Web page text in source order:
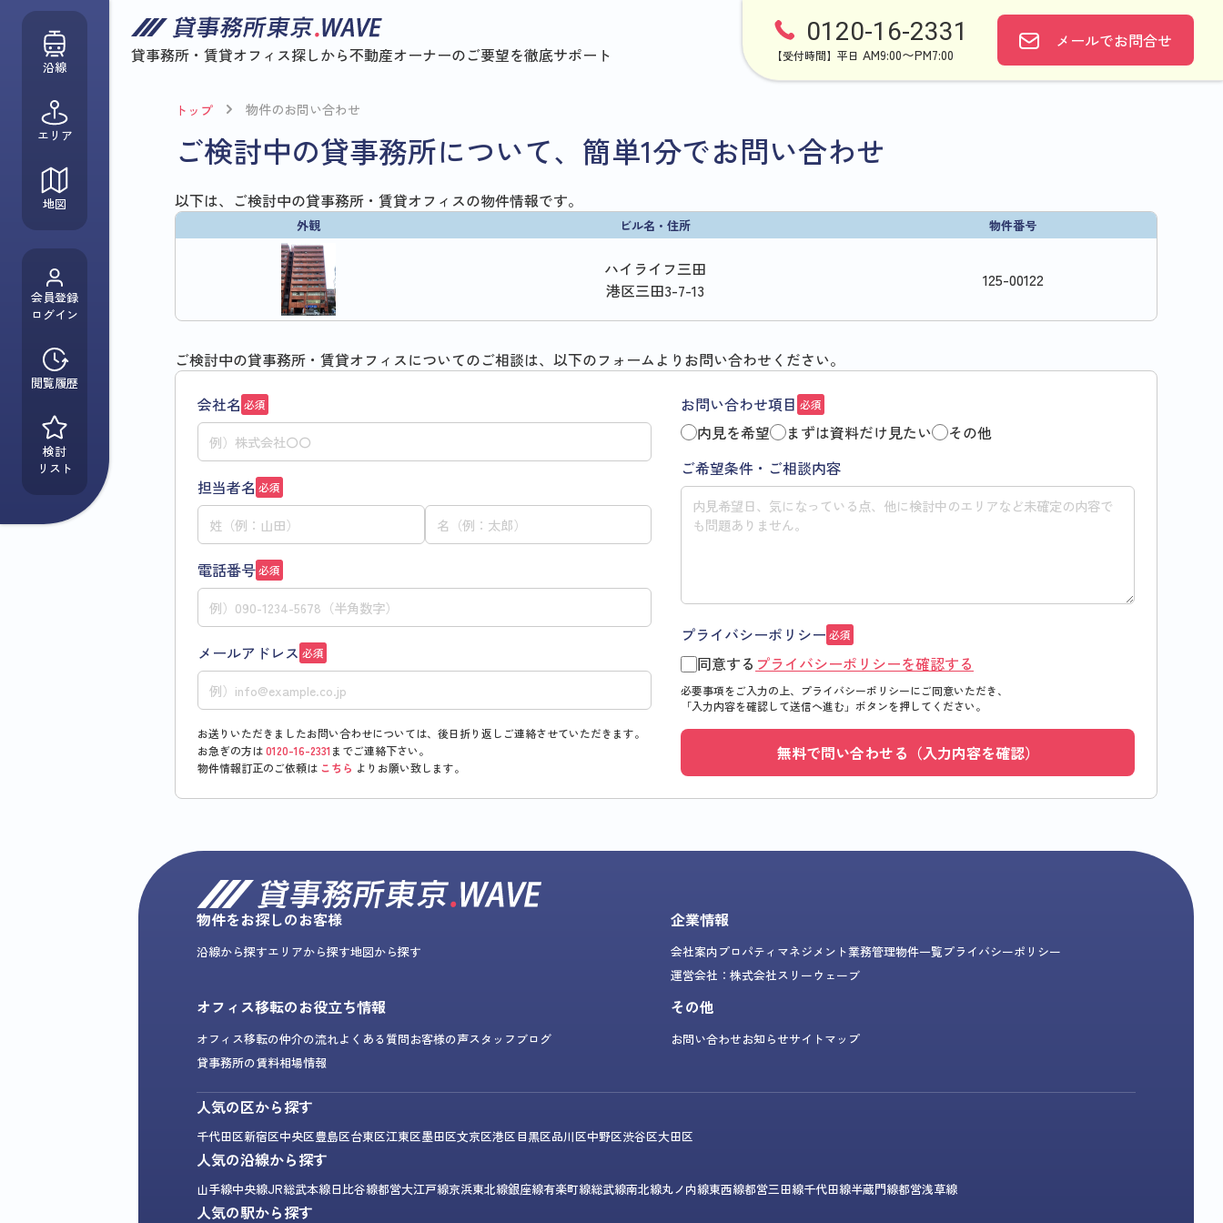
貸事務所・賃貸オフィス探しから不動産オーナーのご要望を徹底サポート
0120-16-2331
【受付時間】平日 AM9:00〜PM7:00
メールでお問合せ
沿線
エリア
地図
会員登録
ログイン
閲覧履歴
検討
リスト
トップ 物件のお問い合わせ
ご検討中の貸事務所について、簡単1分でお問い合わせ
以下は、ご検討中の貸事務所・賃貸オフィスの物件情報です。
外観 ビル名・住所 物件番号
ハイライフ三田
港区三田3-7-13
125-00122
ご検討中の貸事務所・賃貸オフィスについてのご相談は、以下のフォームよりお問い合わせください。
会社名 必須
担当者名 必須
電話番号必須
メールアドレス 必須
お送りいただきましたお問い合わせについては、後日折り返しご連絡させていただきます。
お急ぎの方は0120-16-2331 までご連絡下さい。
物件情報訂正のご依頼は こちら よりお願い致します。
お問い合わせ項目 必須
内見を希望 まずは資料だけ見たい
その他
ご希望条件・ご相談内容
プライバシーポリシー 必須
同意する プライバシーポリシーを確認する
必要事項をご入力の上、プライバシーポリシーにご同意いただき、
「入力内容を確認して送信へ進む」 ボタンを押してください。
無料で問い合わせる（入力内容を確認）
物件をお探しのお客様
沿線から探すエリアから探す地図から探す
企業情報
会社案内プロパティマネジメント業務管理物件一覧プライバシーポリシー
運営会社：株式会社スリーウェーブ
オフィス移転のお役立ち情報
オフィス移転の仲介の流れよくある質問お客様の声スタッフブログ
貸事務所の賃料相場情報
その他
お問い合わせお知らせサイトマップ
人気の区から探す
千代田区新宿区中央区豊島区台東区江東区墨田区文京区港区目黒区品川区中野区渋谷区大田区
人気の沿線から探す
山手線中央線JR総武本線日比谷線都営大江戸線京浜東北線銀座線有楽町線総武線南北線丸ノ内線東西線都営三田線千代田線半蔵門線都営浅草線
人気の駅から探す